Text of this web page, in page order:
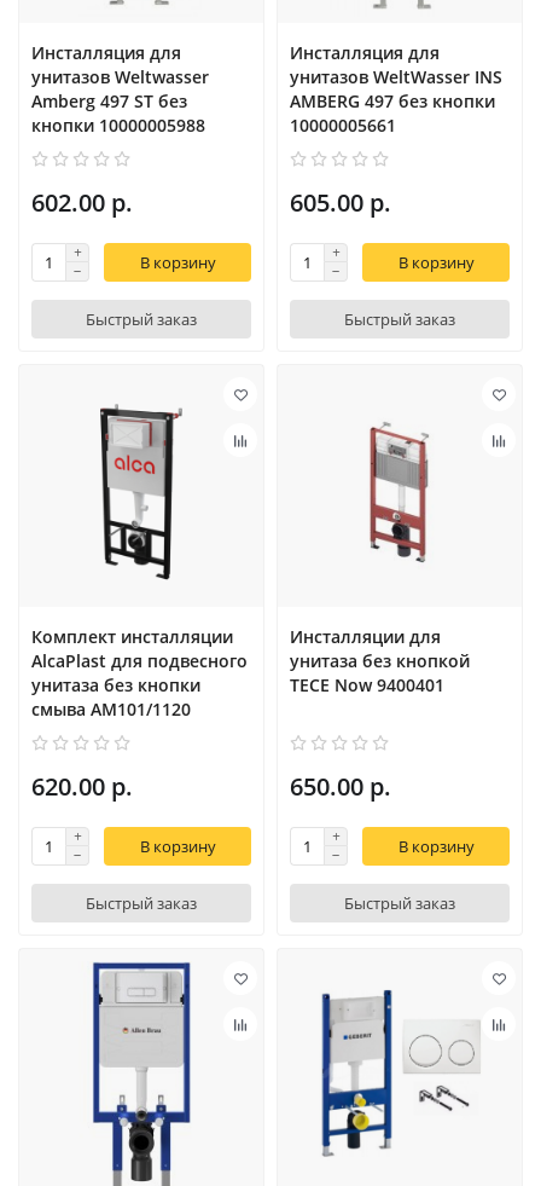
Инсталляция для
унитазов Weltwasser
Amberg 497 ST без
кнопки 10000005988
602.00 р.
В корзину
Быстрый заказ
Инсталляция для
унитазов WeltWasser INS
AMBERG 497 без кнопки
10000005661
605.00 р.
В корзину
Быстрый заказ
Комплект инсталляции
AlcaPlast для подвесного
унитаза без кнопки
смыва AM101/1120
620.00 р.
В корзину
Быстрый заказ
Инсталляции для
унитаза без кнопкой
TECE Now 9400401
650.00 р.
В корзину
Быстрый заказ